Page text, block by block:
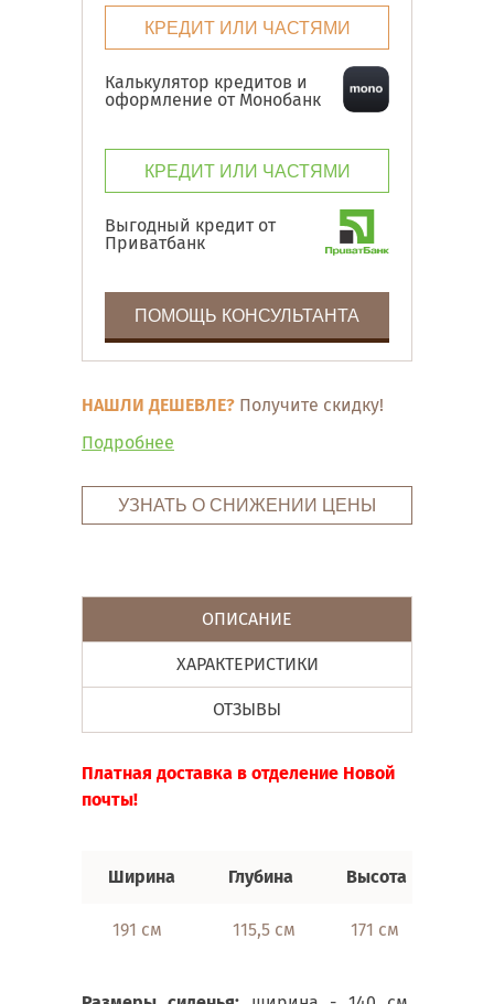
КРЕДИТ ИЛИ ЧАСТЯМИ
Калькулятор кредитов и
оформление от Монобанк
КРЕДИТ ИЛИ ЧАСТЯМИ
Выгодный кредит от
Приватбанк
ПОМОЩЬ КОНСУЛЬТАНТА
НАШЛИ ДЕШЕВЛЕ? Получите скидку!
Подробнее
УЗНАТЬ О СНИЖЕНИИ ЦЕНЫ
ОПИСАНИЕ
ХАРАКТЕРИСТИКИ
ОТЗЫВЫ
Платная доставка в отделение Новой
почты!
Ширина Глубина Высота
191 см 115,5 см 171 см